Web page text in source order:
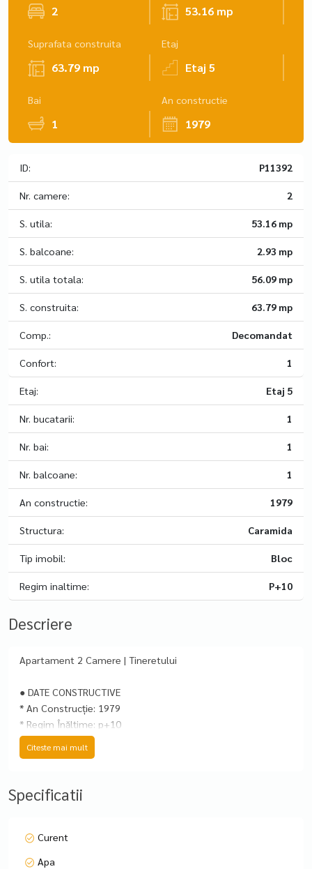
2 53.16 mp
Suprafata construita
63.79 mp
Etaj
Etaj 5
Bai
1
An constructie
1979
ID: P11392
Nr. camere: 2
S. utila: 53.16 mp
S. balcoane: 2.93 mp
S. utila totala: 56.09 mp
S. construita: 63.79 mp
Comp.: Decomandat
Confort: 1
Etaj: Etaj 5
Nr. bucatarii: 1
Nr. bai: 1
Nr. balcoane: 1
An constructie: 1979
Structura: Caramida
Tip imobil: Bloc
Regim inaltime: P+10
Descriere
Apartament 2 Camere | Tineretului
● DATE CONSTRUCTIVE
* An Construcție: 1979
* Regim Înălțime: p+10
* Structură: Beton, imobil reabilitat termic
* Tip Compartimentare: Decomandat
● SUPRAFEȚE ȘI COMPARTIMENTARE
* Suprafață Totală: 56,09
Citeste mai mult
Specificatii
Curent
Apa